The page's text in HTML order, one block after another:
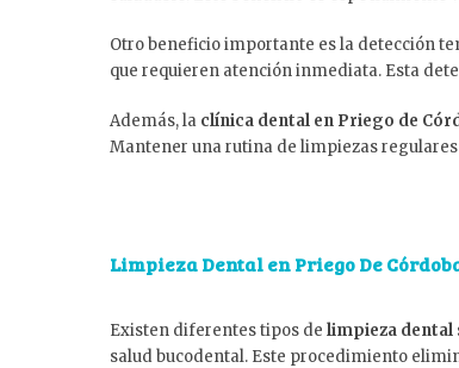
Otro beneficio importante es la detección
que requieren atención inmediata. Esta
Además, la clínica dental en Priego de
Mantener una rutina de limpiezas
Limpieza Dental en Priego De
Existen diferentes tipos de limpieza dental
salud bucodental. Este procedimiento